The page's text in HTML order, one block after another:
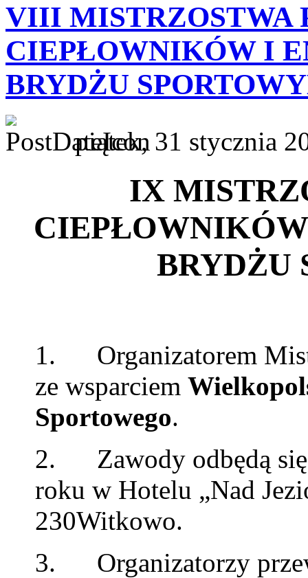
VIII MISTRZOSTWA
CIEPŁOWNIKÓW I
BRYDŻU
piątek, 31 stycznia
IX
BRYDŻU
1. Organizatorem
ze wsparciem
Sportowego.
2. Zawody odbędą
roku w Hotelu „Nad
230Witkowo.
3. Organizatorzy